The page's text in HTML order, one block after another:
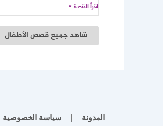
اقرأ القصة »
شاهد جميع قصص الأطفال
المدونة سياسة الخصوصية